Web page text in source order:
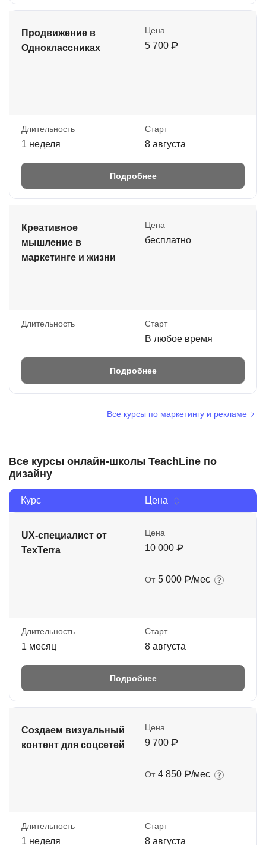
Продвижение в
Одноклассниках
Цена
5 700 ₽
Длительность
1 неделя
Старт
8 августа
Подробнее
Креативное
мышление в
маркетинге и жизни
Цена
бесплатно
Длительность Старт
В любое время
Подробнее
Все курсы по маркетингу и рекламе
Все курсы онлайн-школы TeachLine по
дизайну
Курс Цена
UX-специалист от
TexTerra
Цена
10 000 ₽
От 5 000 ₽/мес
Длительность
1 месяц
Старт
8 августа
Подробнее
Создаем визуальный
контент для соцсетей
Цена
9 700 ₽
От 4 850 ₽/мес
Длительность
1 неделя
Старт
8 августа